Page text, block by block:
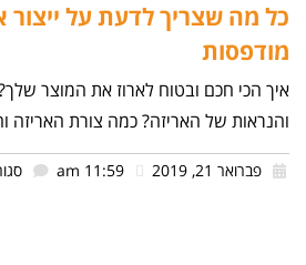
כל מה שצריך לדעת על ייצור
מודפסות
איך הכי חכם ובטוח לארוז את המוצר
והנראות של האריזה? כמה צורת
פברואר 21, 2019